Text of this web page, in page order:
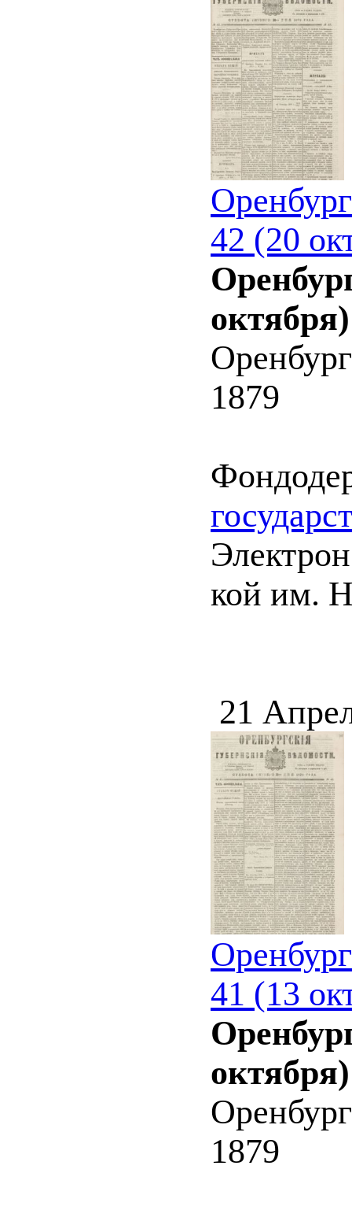
42 (20
1879
кой им.
21
41 (13
1879